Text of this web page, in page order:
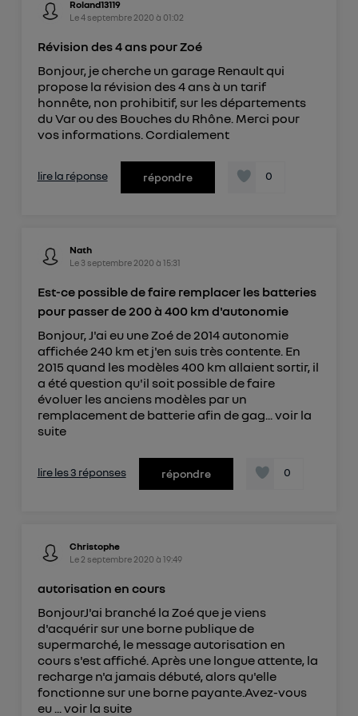
Roland13119
Le4 septembre 2020 à 01:02
Révision des 4 ans pour Zoé
Bonjour, je cherche un garage Renault qui
propose la révision des 4 ans à un tarif
honnête, non prohibitif, sur les départements
du Var ou des Bouches du Rhône. Merci pour
vos informations. Cordialement
lire la réponse répondre 0
Nath
Le 3 septembre 2020 à 15:31
Est-ce possible de faire remplacer les batteries
pour passer de 200 à 400 km d'autonomie
Bonjour, J'ai eu une Zoé de 2014 autonomie
affichée 240 km et j'en suis très contente. En
2015 quand les modèles 400 km allaient sortir, il
a été question qu'il soit possible de faire
évoluer les anciens modèles par un
remplacement de batterie afin de gag... voir la
suite
lire les 3 réponses répondre 0
Christophe
Le 2 septembre 2020 à 19:49
autorisation en cours
BonjourJ'ai branché la Zoé que je viens
d'acquérir sur une borne publique de
supermarché, le message autorisation en
cours s'est affiché. Après une longue attente, la
recharge n'a jamais débuté, alors qu'elle
fonctionne sur une borne payante.Avez-vous
eu ...voir la suite